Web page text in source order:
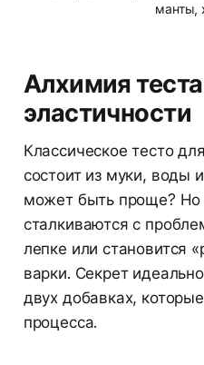
манты,
Алхимия
эластичности
Классическое тесто
состоит из муки, воды
может быть проще? Но
сталкиваются с
лепке или становится
варки. Секрет
двух добавках,
процесса.